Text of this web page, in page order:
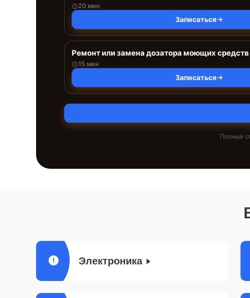
20 мин
Записаться
Ремонт или замена дозатора моющих средств
15 мин
Записаться
Полный
Электроника